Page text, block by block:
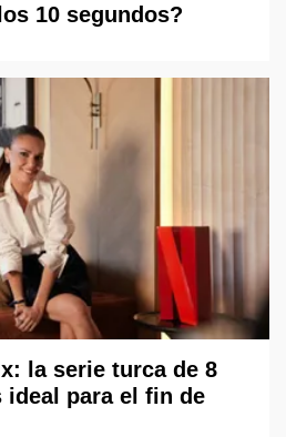
10 segundos?
la serie turca de 8
ideal para el fin de